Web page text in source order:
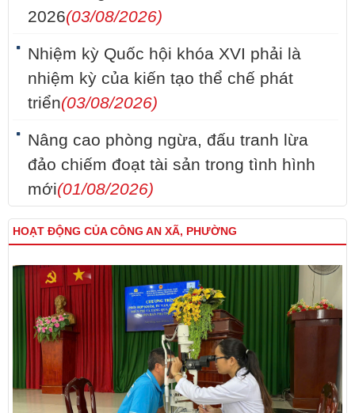
2026(03/08/2026)
Nhiệm kỳ Quốc hội khóa XVI phải là
nhiệm kỳ của kiến tạo thể chế phát
triển(03/08/2026)
Nâng cao phòng ngừa, đấu tranh lừa
đảo chiếm đoạt tài sản trong tình hình
mới(01/08/2026)
HOẠT ĐỘNG CỦA CÔNG AN XÃ, PHƯỜNG